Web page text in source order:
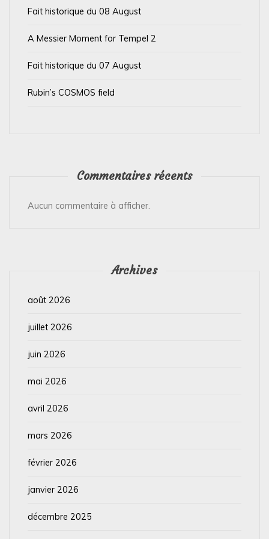
Fait historique du 08 August
A Messier Moment for Tempel 2
Fait historique du 07 August
Rubin’s COSMOS field
Commentaires récents
Aucun commentaire à afficher.
Archives
août 2026
juillet 2026
juin 2026
mai 2026
avril 2026
mars 2026
février 2026
janvier 2026
décembre 2025